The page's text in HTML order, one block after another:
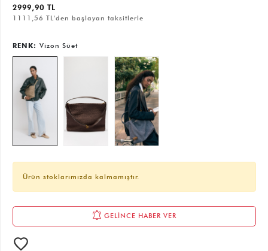
2999,90 TL
1111,56 TL'den başlayan taksitlerle
RENK: Vizon Süet
Ürün stoklarımızda kalmamıştır.
GELİNCE HABER VER